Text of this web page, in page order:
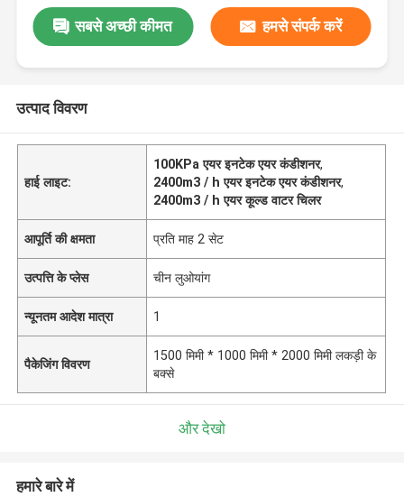
सबसे अच्छी कीमत हमसे संपर्क करें
उत्पाद विवरण
हाई लाइट:
100KPa एयर इनटेक एयर कंडीशनर,
2400m3 / h एयर इनटेक एयर कंडीशनर,
2400m3 / h एयर कूल्ड वाटर चिलर
आपूर्ति की क्षमता प्रति माह 2 सेट
उत्पत्ति के प्लेस चीन लुओयांग
न्यूनतम आदेश मात्रा 1
पैकेजिंग विवरण
1500 मिमी * 1000 मिमी * 2000 मिमी लकड़ी के
बक्से
और देखो
हमारे बारे में